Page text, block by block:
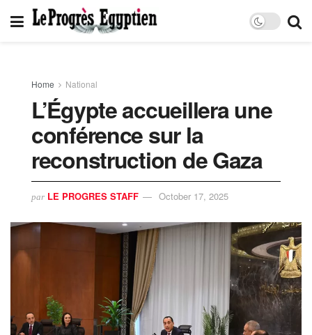
Home National
L’Égypte accueillera une
conférence sur la
reconstruction de Gaza
par LE PROGRES STAFF October 17, 2025